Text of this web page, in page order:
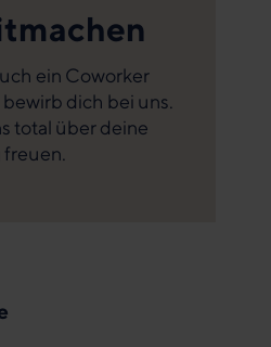
ein Coworker
dich bei uns.
total über deine